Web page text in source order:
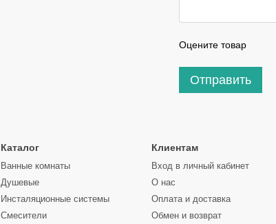
Оцените товар
Отправить
Каталог
Ванные комнаты
Душевые
Инсталяционные системы
Смесители
Клиентам
Вход в личный кабинет
О нас
Оплата и доставка
Обмен и возврат